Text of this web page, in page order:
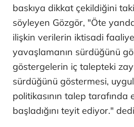
baskıya dikkat çekildiğini
söyleyen Gözgör, "Öte
ilişkin verilerin iktisadi
yavaşlamanın sürdüğünü
göstergelerin iç talepteki
sürdüğünü göstermesi,
politikasının talep tarafında
başladığını teyit ediyor."